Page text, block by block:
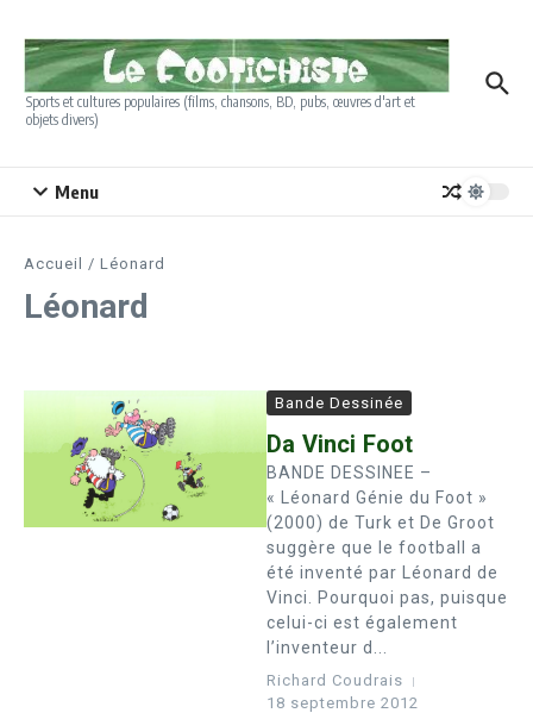
Sports et cultures populaires (films, chansons, BD, pubs, œuvres d'art et
objets divers)
Menu
Accueil / Léonard
Léonard
Bande Dessinée
Da Vinci Foot
BANDE DESSINEE –
« Léonard Génie du Foot »
(2000) de Turk et De Groot
suggère que le football a
été inventé par Léonard de
Vinci. Pourquoi pas, puisque
celui-ci est également
l’inventeur d...
Richard Coudrais
18 septembre 2012